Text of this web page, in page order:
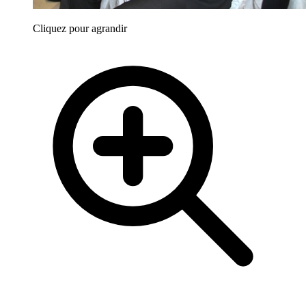
Cliquez pour agrandir